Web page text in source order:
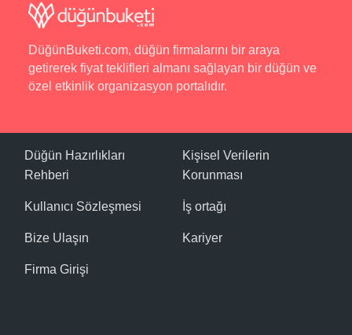
DüğünBuketi.com, düğün firmalarını bir araya
getirerek fiyat teklifleri almanı sağlayan bir düğün ve
özel etkinlik organizasyon portalıdır.
Düğün Hazırlıkları
Rehberi
Kullanıcı Sözleşmesi
Bize Ulaşın
Firma Girişi
Kişisel Verilerin
Korunması
İş ortağı
Kariyer